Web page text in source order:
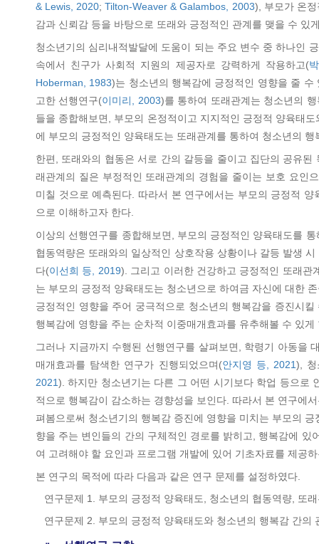
& Lewis, 2020;Tilton-Weaver & Galambos, 2003), 부모가 온
감과 신뢰감 등을 바탕으로 또래와 긍정적인 관계를 맺을 수 있
청소년기의 심리내적발달에 도움이 되는 주요 변수 중 하나인
속에서 친구가 사회적 지원의 제공자로 강력하게 작용하고(
Hoberman, 1983)는 청소년의 행복감에 긍정적인 영향을 줄 수
고한 선행연구(이미리, 2003)를 통하여 또래관계는 청소년의
들을 종합해보면, 부모의 온정적이고 지지적인 긍정적 양육태
에 부모의 긍정적인 양육태도는 또래관계를 통하여 청소년의
한편, 또래와의 협동은 서로 간의 갈등을 줄이고 집단의 공유
래관계의 질은 부정적인 또래관계의 경험을 줄이는 보호 요인
미칠 것으로 예측된다. 따라서 본 연구에서는 부모의 긍정적
으로 이해하고자 한다.
이상의 선행연구를 종합해보면, 부모의 긍정적인 양육태도를
협동역량은 또래와의 일상적인 상호작용 상황이나 갈등 발생
다(이선희 등, 2019). 그리고 이러한 건강하고 긍정적인 또래관
는 부모의 긍정적 양육태도는 청소년으로 하여금 자신에 대한
긍정적인 영향을 주어 궁극적으로 청소년의 행복감을 증진시
행복감에 영향을 주는 순차적 이중매개효과를 유추해볼 수 있게
그러나 지금까지 수행된 선행연구를 살펴보면, 학령기 아동을
매개효과를 탐색한 연구가 진행되었으며(안지영 등, 2021), 청
2021). 하지만 청소년기는 다른 그 어떤 시기보다 학업 등으로
적으로 행복감이 감소하는 경향성을 보인다. 따라서 본 연구에
펴봄으로써 청소년기의 행복감 증진에 영향을 미치는 부모의
향을 주는 변인들의 간의 구체적인 경로를 밝히고, 행복감에
여 고려해야 할 요인과 프로그램 개발에 있어 기초자료를 제공
본 연구의 목적에 따라 다음과 같은 연구 문제를 설정하였다.
연구문제 1. 부모의 긍정적 양육태도, 청소년의 협동역량, 또
연구문제 2. 부모의 긍정적 양육태도와 청소년의 행복감 간